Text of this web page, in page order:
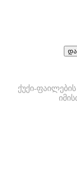
ქუქი-